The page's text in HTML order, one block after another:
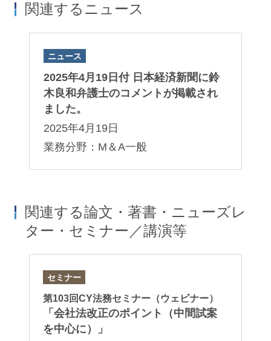
関連するニュース
ニュース
2025年4月19日付 日本経済新聞に鈴
木良和弁護士のコメントが掲載され
ました。
2025年4月19日
業務分野：M＆A一般
関連する論文・著書・ニューズレ
ター・セミナー／講演等
セミナー
第103回CY法務セミナー（ウェビナー）
「会社法改正のポイント（中間試案
を中心に）」